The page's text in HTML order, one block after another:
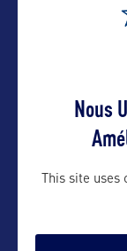
VOIR LE
Nous
This site